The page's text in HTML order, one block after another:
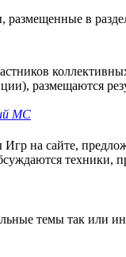
размещенные в
размещаются
МС
Игр на сайте,
техники,
темы так или